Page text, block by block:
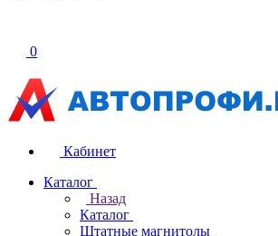
0
Кабинет
Каталог
Назад
Каталог
Штатные магнитолы